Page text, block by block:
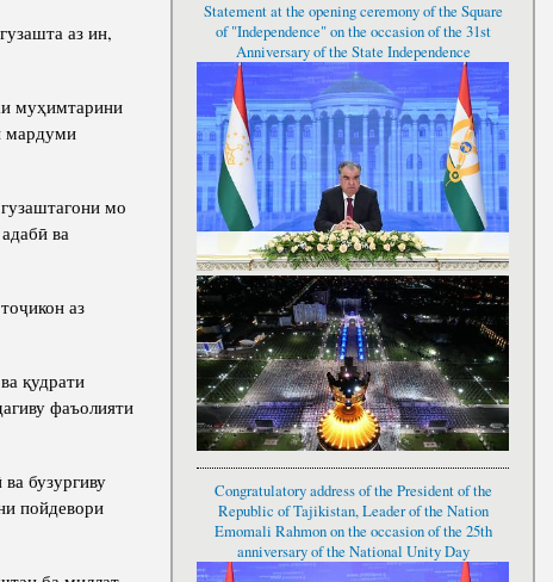
аз ин,
муҳимтарини
мардуми
мо
ва
аз
қудрати
фаъолияти
бузургиву
пойдевори
Statement at the opening ceremony of the Square
of "Independence" on the occasion of the 31st
Anniversary of the State Independence
Congratulatory address of the President of the
Republic of Tajikistan, Leader of the Nation
Emomali Rahmon on the occasion of the 25th
anniversary of the National Unity Day